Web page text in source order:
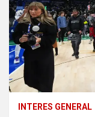
INTERES GENERAL